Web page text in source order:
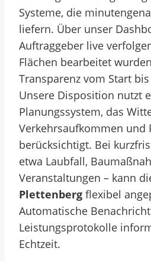
Systeme, die
liefern. Über unser
Auftraggeber live
Flächen bearbeitet
Transparenz vom Start
Unsere Disposition nutzt
Planungssystem, das
Verkehrsaufkommen und
berücksichtigt. Bei
etwa Laubfall,
Veranstaltungen – kann
Plettenberg flexibel
Automatische
Leistungsprotokolle
Echtzeit.